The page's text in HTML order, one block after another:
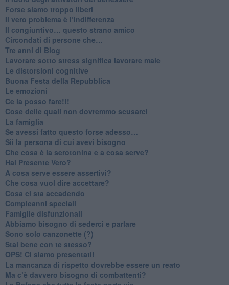
​Forse siamo troppo liberi
​Il vero problema è l’indifferenza
​Il congiuntivo… questo strano amico
​Circondati di persone che…
​Tre anni di Blog
​Lavorare sotto stress significa lavorare male
​Le distorsioni cognitive
​Buona Festa della Repubblica
Le emozioni
​Ce la posso fare!!!
​Cose delle quali non dovremmo scusarci
​La famiglia
​Se avessi fatto questo forse adesso…
​Sii la persona di cui avevi bisogno
Che cosa è la serotonina e a cosa serve?
​Hai Presente Vero?
A cosa serve essere assertivi?
​Che cosa vuol dire accettare?
​Cosa ci sta accadendo
​Compleanni speciali
​Famiglie disfunzionali
​Abbiamo bisogno di sederci e parlare
Sono solo canzonette (?)
​Stai bene con te stesso?
​OPS! Ci siamo presentati!
​La mancanza di rispetto dovrebbe essere un reato
​Ma c’è davvero bisogno di combattenti?